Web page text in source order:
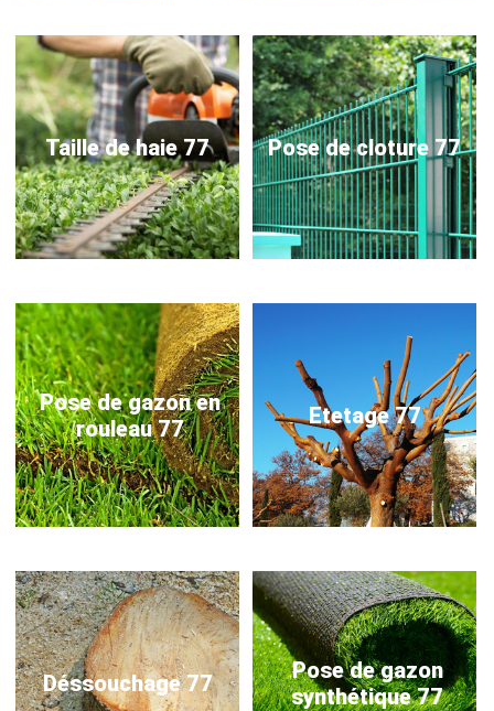
Taille de haie 77 Pose de cloture 77
Pose de gazon en
rouleau 77
Etetage 77
Déssouchage 77
Pose de gazon
synthétique 77